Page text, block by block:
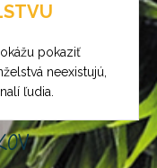
pokaziť
neexistujú,
ľudia.